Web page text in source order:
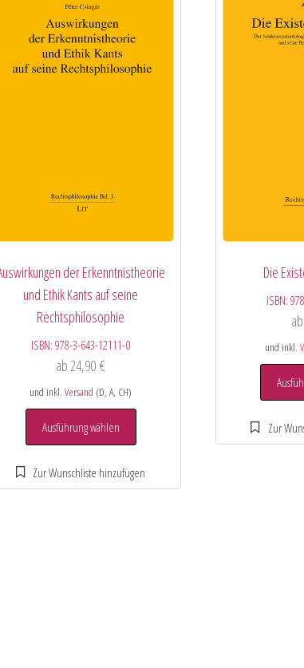
der Erkenntnistheorie
und Ethik Kants auf seine
Rechtsphilosophie
ISBN:978-3-643-12111-0
ab 24,90€
und inkl.Versand (D, A, CH)
Ausführung wählen
Die
ISBN:
ab
und inkl.